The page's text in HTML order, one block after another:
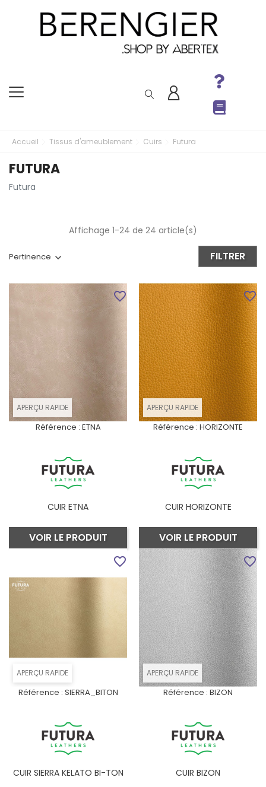
Accueil Tissus d'ameublement Cuirs Futura
FUTURA
Futura
Pertinence FILTRER
Affichage 1-24 de 24 article(s)
APERÇU RAPIDE
Référence : ETNA
CUIR ETNA
VOIR LE PRODUIT
favorite_border
APERÇU RAPIDE
Référence : HORIZONTE
CUIR HORIZONTE
VOIR LE PRODUIT
favorite_border
APERÇU RAPIDE
Référence : SIERRA_BITON
CUIR SIERRA KELATO BI-TON
favorite_border
APERÇU RAPIDE
Référence : BIZON
CUIR BIZON
favorite_border